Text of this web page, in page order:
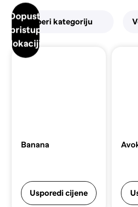
Dopusti
pristup
lokaciji
Odaberi kategoriju
Banana
Usporedi cijene